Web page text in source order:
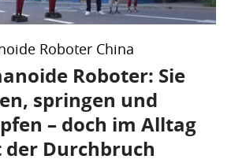
Roboter China
Roboter: Sie
springen und
– doch im Alltag
Durchbruch